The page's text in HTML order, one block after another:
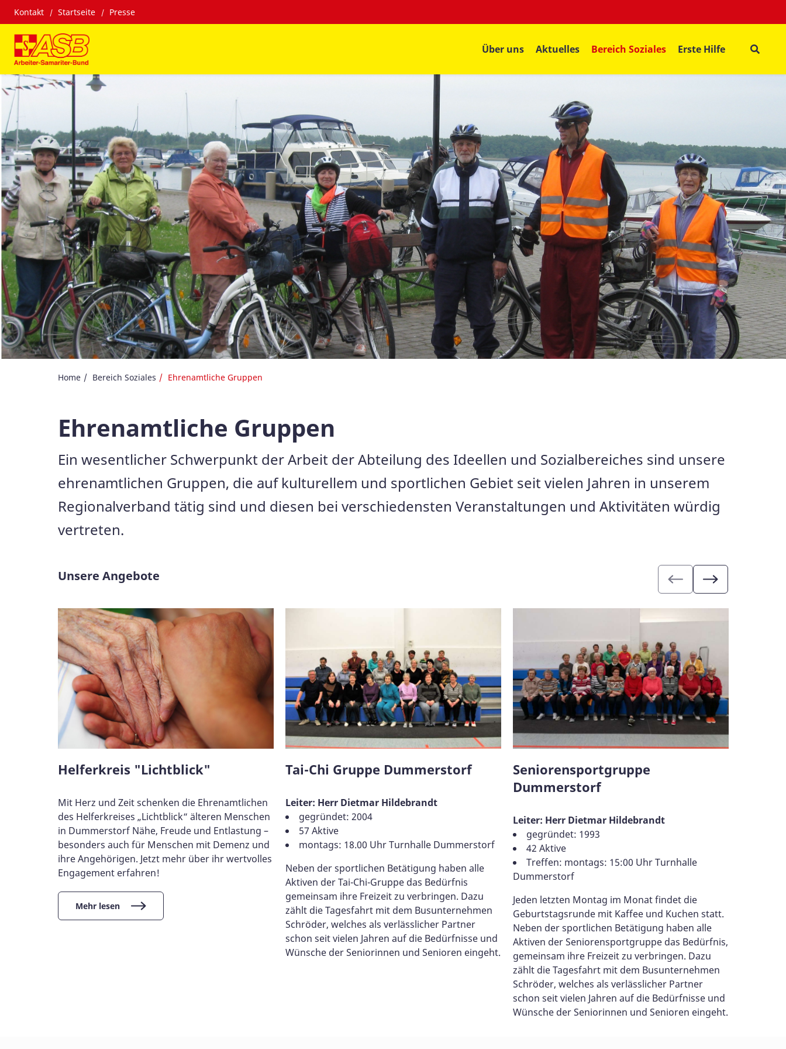
Kontakt Startseite Presse
Über uns Aktuelles Bereich Soziales Erste Hilfe
Home Bereich Soziales Ehrenamtliche Gruppen
Ehrenamtliche Gruppen
Ein wesentlicher Schwerpunkt der Arbeit der Abteilung des Ideellen und Sozialbereiches sind unsere
ehrenamtlichen Gruppen, die auf kulturellem und sportlichen Gebiet seit vielen Jahren in unserem
Regionalverband tätig sind und diesen bei verschiedensten Veranstaltungen und Aktivitäten würdig
vertreten.
Unsere Angebote
Helferkreis "Lichtblick"
Mit Herz und Zeit schenken die Ehrenamtlichen
des Helferkreises „Lichtblick“ älteren Menschen
in Dummerstorf Nähe, Freude und Entlastung –
besonders auch für Menschen mit Demenz und
ihre Angehörigen. Jetzt mehr über ihr wertvolles
Engagement erfahren!
Mehr lesen
Tai-Chi Gruppe Dummerstorf
Leiter: Herr Dietmar Hildebrandt
gegründet: 2004
57 Aktive
montags: 18.00 Uhr Turnhalle Dummerstorf
Neben der sportlichen Betätigung haben alle
Aktiven der Tai-Chi-Gruppe das Bedürfnis
gemeinsam ihre Freizeit zu verbringen. Dazu
zählt die Tagesfahrt mit dem Busunternehmen
Schröder, welches als verlässlicher Partner
schon seit vielen Jahren auf die Bedürfnisse und
Wünsche der Seniorinnen und Senioren eingeht.
Seniorensportgruppe
Dummerstorf
Leiter: Herr Dietmar Hildebrandt
gegründet: 1993
42 Aktive
Treffen: montags: 15:00 Uhr Turnhalle
Dummerstorf
Jeden letzten Montag im Monat findet die
Geburtstagsrunde mit Kaffee und Kuchen statt.
Neben der sportlichen Betätigung haben alle
Aktiven der Seniorensportgruppe das Bedürfnis,
gemeinsam ihre Freizeit zu verbringen. Dazu
zählt die Tagesfahrt mit dem Busunternehmen
Schröder, welches als verlässlicher Partner
schon seit vielen Jahren auf die Bedürfnisse und
Wünsche der Seniorinnen und Senioren eingeht.